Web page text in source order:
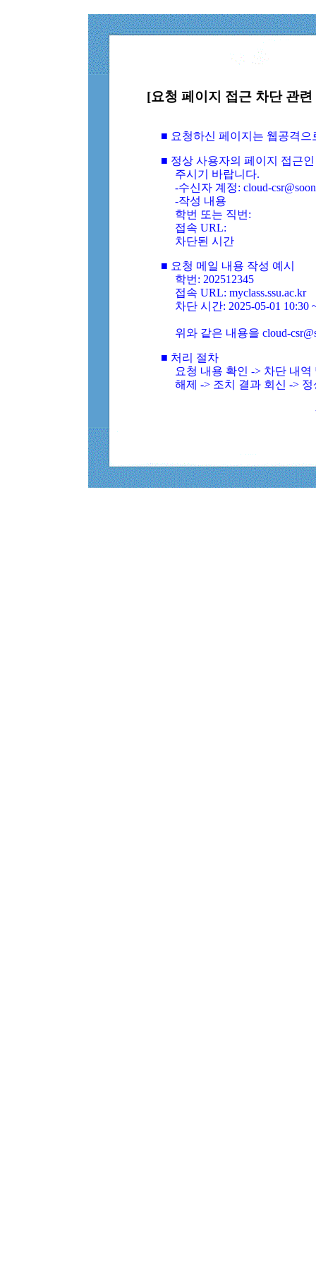
[요청 페이지 접근 차단 관
■ 요청하신 페이지는 웹공격
■ 정상 사용자의 페이지 접근
주시기 바랍니다.
-수신자 계정: cloud-
-작성 내용
학번 또는 직번:
접속 URL:
차단된 시간
■ 요청 메일 내용 작성 예시
학번: 202512345
접속 URL: myclass.ssu.ac.kr
차단 시간: 2025-05-01 10:30
위와 같은 내용을 cloud-
■ 처리 절차
요청 내용 확인 -> 차단 내
해제 -> 조치 결과 회신 ->